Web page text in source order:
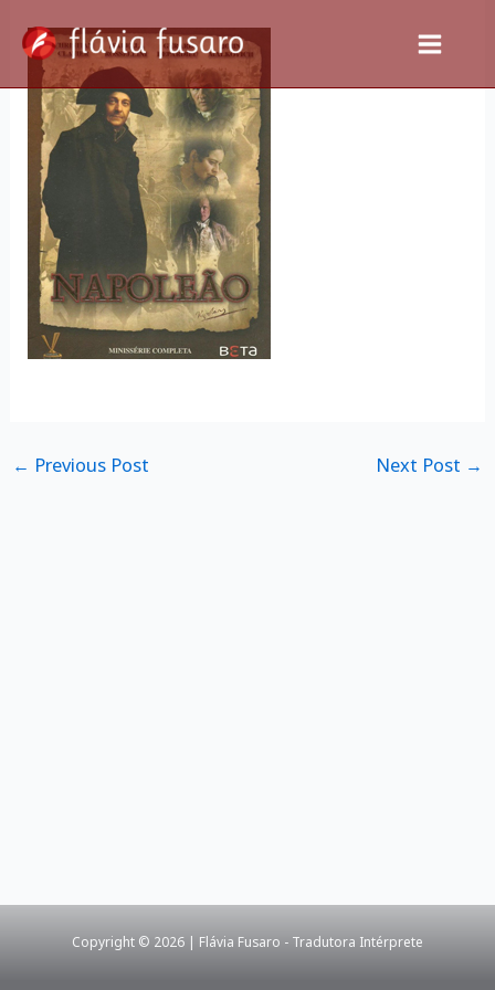
content
← Previous Post Next Post →
Copyright © 2026 | Flávia Fusaro - Tradutora Intérprete